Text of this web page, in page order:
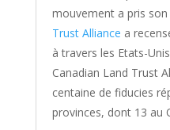
mouvement a pris son
Trust Alliance a
à travers les Etats-
Canadian Land Trust
centaine de fiducies
provinces, dont 13 au